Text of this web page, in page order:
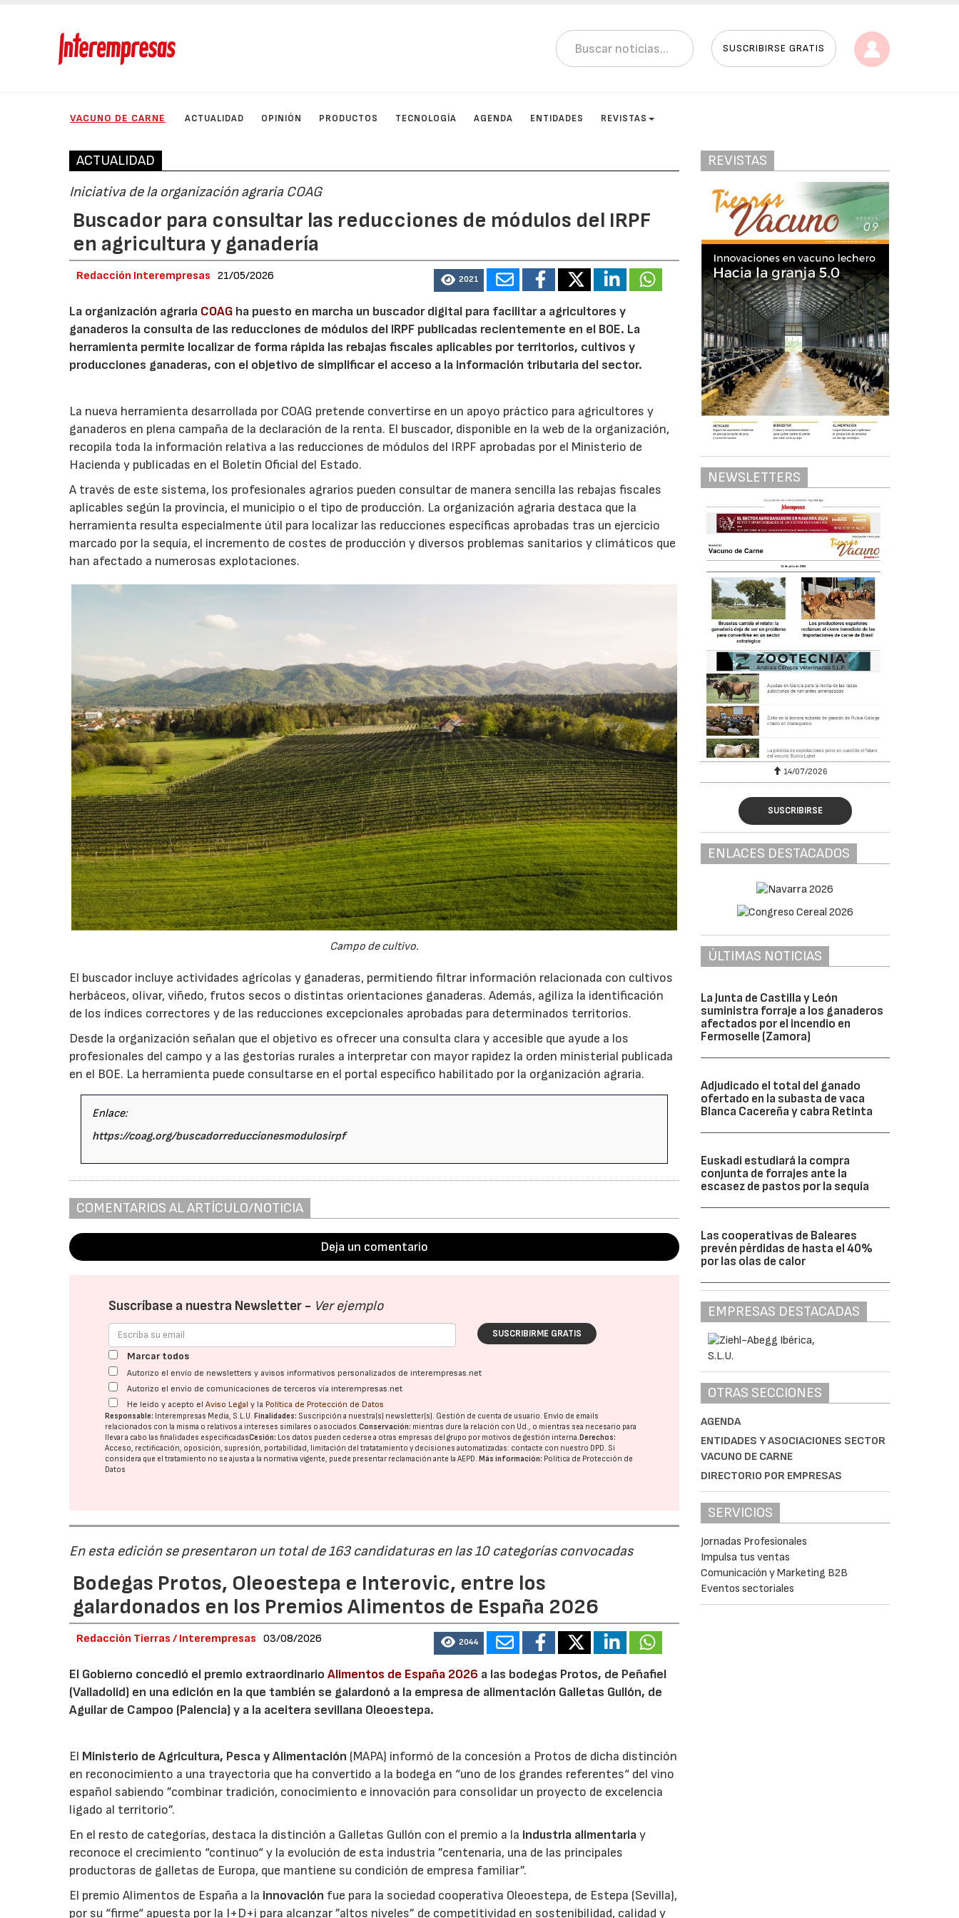
SUSCRIBIRSE GRATIS
VACUNO DE CARNE ACTUALIDAD OPINIÓN PRODUCTOS TECNOLOGÍA AGENDA ENTIDADES REVISTAS
ACTUALIDAD
Iniciativa de la organización agraria COAG
Buscador para consultar las reducciones de módulos del IRPF
en agricultura y ganadería
Redacción Interempresas 21/05/2026 2021
La organización agraria COAG ha puesto en marcha un buscador digital para facilitar a agricultores y
ganaderos la consulta de las reducciones de módulos del IRPF publicadas recientemente en el BOE. La
herramienta permite localizar de forma rápida las rebajas fiscales aplicables por territorios, cultivos y
producciones ganaderas, con el objetivo de simplificar el acceso a la información tributaria del sector.
La nueva herramienta desarrollada por COAG pretende convertirse en un apoyo práctico para agricultores y
ganaderos en plena campaña de la declaración de la renta. El buscador, disponible en la web de la organización,
recopila toda la información relativa a las reducciones de módulos del IRPF aprobadas por el Ministerio de
Hacienda y publicadas en el Boletín Oficial del Estado.
A través de este sistema, los profesionales agrarios pueden consultar de manera sencilla las rebajas fiscales
aplicables según la provincia, el municipio o el tipo de producción. La organización agraria destaca que la
herramienta resulta especialmente útil para localizar las reducciones específicas aprobadas tras un ejercicio
marcado por la sequía, el incremento de costes de producción y diversos problemas sanitarios y climáticos que
han afectado a numerosas explotaciones.
Campo de cultivo.
El buscador incluye actividades agrícolas y ganaderas, permitiendo filtrar información relacionada con cultivos
herbáceos, olivar, viñedo, frutos secos o distintas orientaciones ganaderas. Además, agiliza la identificación
de los índices correctores y de las reducciones excepcionales aprobadas para determinados territorios.
Desde la organización señalan que el objetivo es ofrecer una consulta clara y accesible que ayude a los
profesionales del campo y a las gestorías rurales a interpretar con mayor rapidez la orden ministerial publicada
en el BOE. La herramienta puede consultarse en el portal específico habilitado por la organización agraria.
Enlace:
https://coag.org/buscadorreduccionesmodulosirpf
COMENTARIOS AL ARTÍCULO/NOTICIA
Deja un comentario
Suscríbase a nuestra Newsletter - Ver ejemplo
SUSCRIBIRME GRATIS
Marcar todos
Autorizo el envío de newsletters y avisos informativos personalizados de interempresas.net
Autorizo el envío de comunicaciones de terceros vía interempresas.net
He leído y acepto elAviso Legal y la Política de Protección de Datos
Responsable: Interempresas Media, S.L.U.Finalidades: Suscripción a nuestra(s) newsletter(s). Gestión de cuenta de usuario. Envío de emails
relacionados con la misma o relativos a intereses similares o asociados.Conservación: mientras dure la relación con Ud., o mientras sea necesario para
llevar a cabo las finalidades especificadasCesión: Los datos pueden cederse a otras empresas del grupo por motivos de gestión interna.Derechos:
Acceso, rectificación, oposición, supresión, portabilidad, limitación del tratatamiento y decisiones automatizadas: contacte con nuestro DPD. Si
considera que el tratamiento no se ajusta a la normativa vigente, puede presentar reclamación ante laAEPD.Más información: Política de Protección de
Datos
En esta edición se presentaron un total de 163 candidaturas en las 10 categorías convocadas
Bodegas Protos, Oleoestepa e Interovic, entre los
galardonados en los Premios Alimentos de España 2026
Redacción Tierras / Interempresas 03/08/2026 2044
El Gobierno concedió el premio extraordinarioAlimentos de España 2026 a las bodegas Protos, de Peñafiel
(Valladolid) en una edición en la que también se galardonó a la empresa de alimentación Galletas Gullón, de
Aguilar de Campoo (Palencia) y a la aceitera sevillana Oleoestepa.
El Ministerio de Agricultura, Pesca y Alimentación (MAPA) informó de la concesión a Protos de dicha distinción
en reconocimiento a una trayectoria que ha convertido a la bodega en “uno de los grandes referentes“ del vino
español sabiendo ”combinar tradición, conocimiento e innovación para consolidar un proyecto de excelencia
ligado al territorio”.
En el resto de categorías, destaca la distinción a Galletas Gullón con el premio a la industria alimentariay
reconoce el crecimiento “continuo“ y la evolución de esta industria ”centenaria, una de las principales
productoras de galletas de Europa, que mantiene su condición de empresa familiar”.
El premio Alimentos de España a la innovación fue para la sociedad cooperativa Oleoestepa, de Estepa (Sevilla),
por su “firme“ apuesta por la I+D+i para alcanzar ”altos niveles” de competitividad en sostenibilidad, calidad y
REVISTAS
NEWSLETTERS
14/07/2026 28/07/2026 14/07/2026
SUSCRIBIRSE
ENLACES DESTACADOS
ÚLTIMAS NOTICIAS
La Junta de Castilla y León
suministra forraje a los ganaderos
afectados por el incendio en
Fermoselle (Zamora)
Adjudicado el total del ganado
ofertado en la subasta de vaca
Blanca Cacereña y cabra Retinta
Euskadi estudiará la compra
conjunta de forrajes ante la
escasez de pastos por la sequía
Las cooperativas de Baleares
prevén pérdidas de hasta el 40%
por las olas de calor
EMPRESAS DESTACADAS
OTRAS SECCIONES
AGENDA
ENTIDADES Y ASOCIACIONES SECTOR
VACUNO DE CARNE
DIRECTORIO POR EMPRESAS
SERVICIOS
Jornadas Profesionales
Impulsa tus ventas
Comunicación y Marketing B2B
Eventos sectoriales